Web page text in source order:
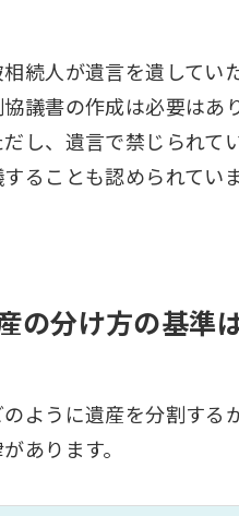
続人が遺言を遺してい
議書の作成は必要はあ
だし、遺言で禁じられて
ることも認められていま
の分け方の基準
のように遺産を分割する
あります。